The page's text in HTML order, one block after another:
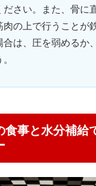
ださい。また、骨に
肉の上で行うことが
合は、圧を弱めるか
食事と水分補給